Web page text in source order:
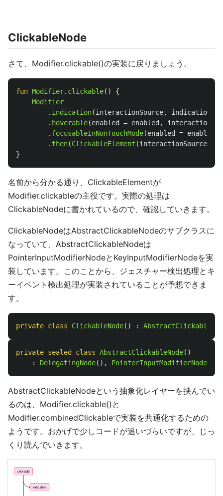
ClickableNode
さて、Modifier.clickable()の実装に戻りましょう。
fun Modifier. clickable()
{
Modifier
. indication(interactionSource, indication
. hoverable(enabled = enabled ,
. focusableInNonTouchMode(enabled = enabled
. then(ClickableElement (interactionSource
}
名前から分かる通り、ClickableElementが
Modifier.clickableの主役です。実際の処理は
ClickableNodeに書かれているので、確認していきます。
ClickableNodeはAbstractClickableNodeのサブクラスに
なっていて、AbstractClickableNodeは
PointerInputModifierNodeとKeyInputModifierNodeを実
装しています。このことから、ジェスチャー検出処理とキ
ーイベント検出処理が実装されていることが予想できま
す。
private class ClickableNode() :
private sealed class AbstractClickableNode()
:
DelegatingNode(), PointerInputModifierNode
AbstractClickableNodeという抽象化レイヤーを挟んでい
るのは、Modifier.clickable()と
Modifier.combinedClickableで実装を共通化するための
ようです。おかげで少しコードが追いづらいですが、じっ
くり読んでいきます。